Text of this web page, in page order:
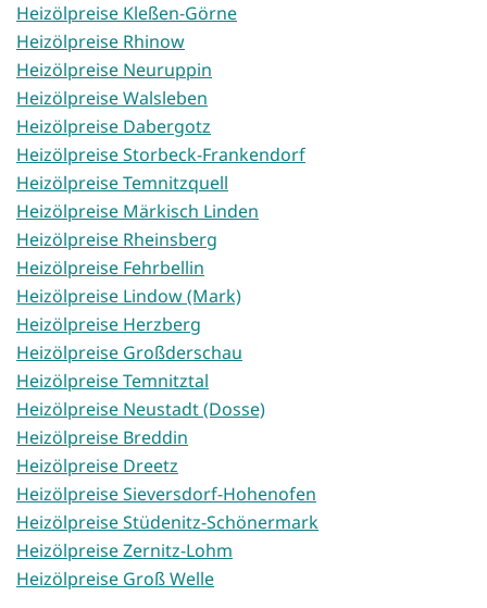
Heizölpreise Kleßen-Görne
Heizölpreise Rhinow
Heizölpreise Neuruppin
Heizölpreise Walsleben
Heizölpreise Dabergotz
Heizölpreise Storbeck-Frankendorf
Heizölpreise Temnitzquell
Heizölpreise Märkisch Linden
Heizölpreise Rheinsberg
Heizölpreise Fehrbellin
Heizölpreise Lindow (Mark)
Heizölpreise Herzberg
Heizölpreise Großderschau
Heizölpreise Temnitztal
Heizölpreise Neustadt (Dosse)
Heizölpreise Breddin
Heizölpreise Dreetz
Heizölpreise Sieversdorf-Hohenofen
Heizölpreise Stüdenitz-Schönermark
Heizölpreise Zernitz-Lohm
Heizölpreise Groß Welle